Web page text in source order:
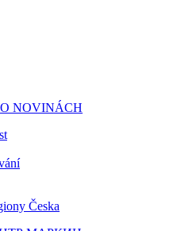
NOVINÁCH
Česka